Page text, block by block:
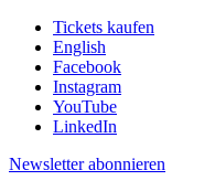
Tickets kaufen
English
Facebook
Instagram
YouTube
LinkedIn
Newsletter abonnieren